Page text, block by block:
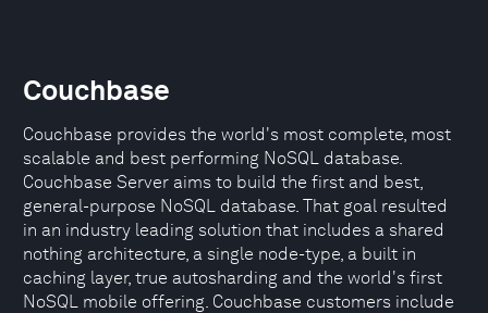
Couchbase
Couchbase provides the world's most complete, most
scalable and best performing NoSQL database.
Couchbase Server aims to build the first and best,
general-purpose NoSQL database. That goal resulted
in an industry leading solution that includes a shared
nothing architecture, a single node-type, a built in
caching layer, true autosharding and the world's first
NoSQL mobile offering. Couchbase customers include